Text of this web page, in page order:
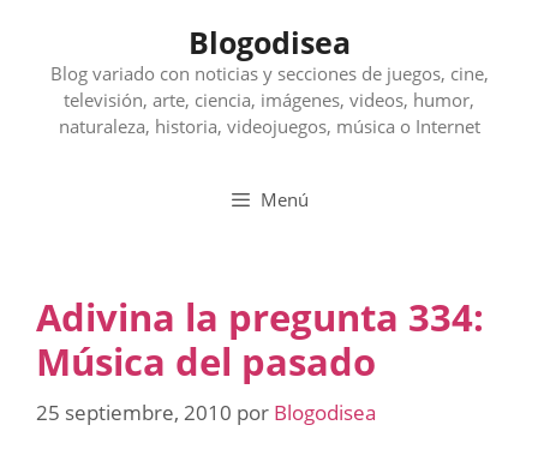
contenido
Blogodisea
Blog variado con noticias y secciones de juegos, cine,
televisión, arte, ciencia, imágenes, videos, humor,
naturaleza, historia, videojuegos, música o Internet
Menú
Adivina la pregunta 334:
Música del pasado
25 septiembre, 2010 por Blogodisea